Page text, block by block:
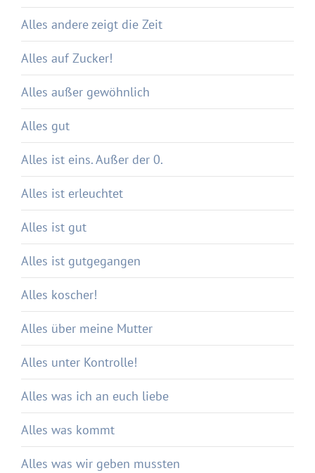
Alles andere zeigt die Zeit
Alles auf Zucker!
Alles außer gewöhnlich
Alles gut
Alles ist eins. Außer der 0.
Alles ist erleuchtet
Alles ist gut
Alles ist gutgegangen
Alles koscher!
Alles über meine Mutter
Alles unter Kontrolle!
Alles was ich an euch liebe
Alles was kommt
Alles was wir geben mussten